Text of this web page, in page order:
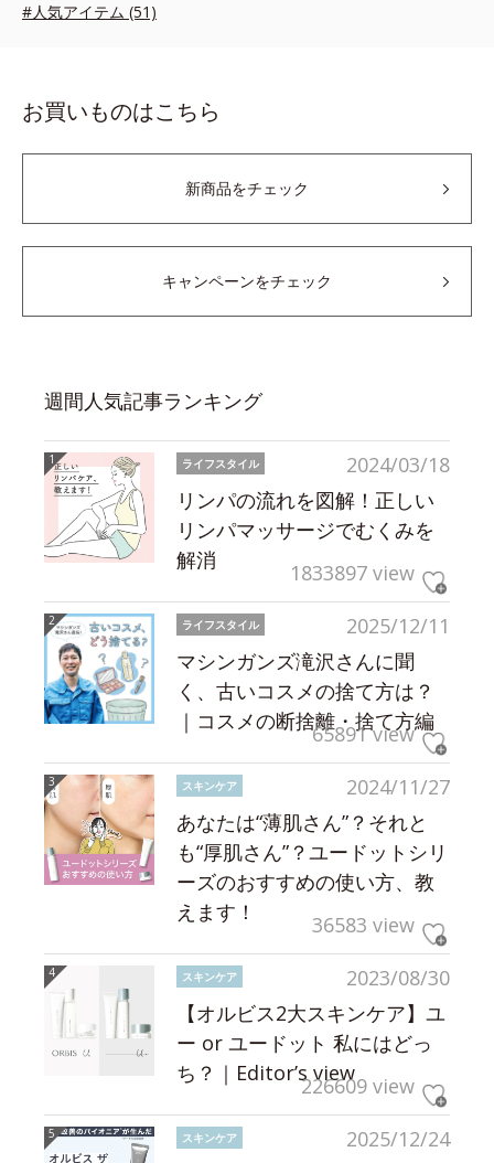
#人気アイテム (51)
お買いものはこちら
新商品をチェック
キャンペーンをチェック
週間人気記事ランキング
2024/03/18
ライフスタイル
リンパの流れを図解！正しい
リンパマッサージでむくみを
解消
1833897 view
2025/12/11
ライフスタイル
マシンガンズ滝沢さんに聞
く、古いコスメの捨て方は？
｜コスメの断捨離・捨て方編
65891 view
2024/11/27
スキンケア
あなたは“薄肌さん”？それと
も“厚肌さん”？ユードットシリ
ーズのおすすめの使い方、教
えます！
36583 view
2023/08/30
スキンケア
【オルビス2大スキンケア】ユ
ー or ユードット 私にはどっ
ち？｜Editor’s view226609 view
2025/12/24
スキンケア